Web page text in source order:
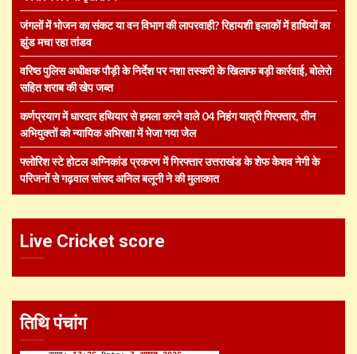
जंगलों में भोजन का संकट या वन विभाग की लापरवाही? रिहायशी इलाकों में हाथियों का
झुंड मचा रहा तांडव
वरिष्ठ पुलिस अधीक्षक पौड़ी के निर्देश पर नशा तस्करी के खिलाफ बड़ी कार्रवाई, बोलेरो
सहित शराब की खेप जब्त
कर्णप्रयाग में धारदार हथियार से हमला करने वाले 04 निहंग यात्री गिरफ्तार, तीन
अभियुक्तों को न्यायिक अभिरक्षा में भेजा गया जेल
फ्लोरिश स्टे होटल अग्निकांड प्रकरण में गिरफ्तार उत्तराखंड के शेफ केशव नेगी के
परिजनों से गढ़वाल सांसद अनिल बलूनी ने की मुलाकात
Live Cricket score
तिथि पंचांग